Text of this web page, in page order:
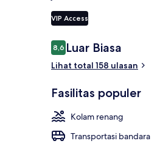
VIP Access
Ulasan
8,68,6 dari 10
Luar Biasa
Lihat total 158 ulasan
Fasilitas populer
Kolam renang
Transportasi bandara